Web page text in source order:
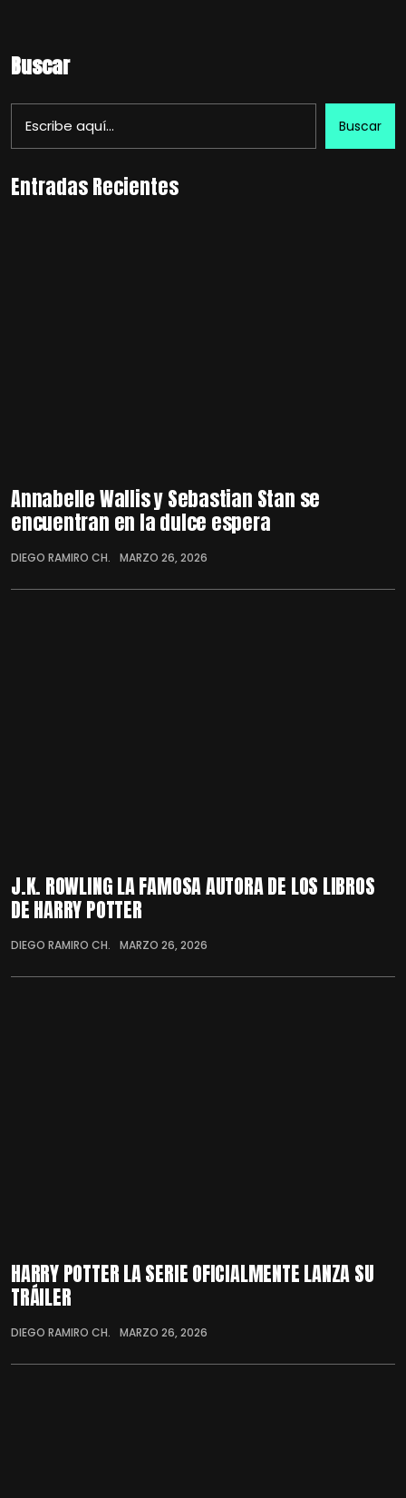
Buscar
Buscar
Entradas Recientes
Annabelle Wallis y Sebastian Stan se
encuentran en la dulce espera
DIEGO RAMIRO CH. MARZO 26, 2026
J.K. ROWLING LA FAMOSA AUTORA DE LOS LIBROS
DE HARRY POTTER
DIEGO RAMIRO CH. MARZO 26, 2026
HARRY POTTER LA SERIE OFICIALMENTE LANZA SU
TRÁILER
DIEGO RAMIRO CH. MARZO 26, 2026